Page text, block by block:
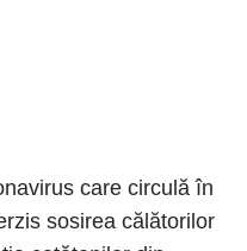
care circulă în
sosirea călătorilor